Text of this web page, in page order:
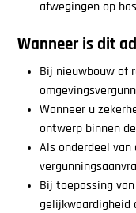
afwegingen op
Wanneer is dit
Bij nieuwbouw of
Wanneer u
ontwerp binnen
Als onderdeel van
Bij toepassing
gelijkwaardigheid